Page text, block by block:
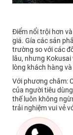
Điểm nổi trội hơn
giá. Gía các sản
trường so với các
lâu, nhưng
lòng khách hàng
Với phương châm:
của người tiêu
thế luôn không
trải nghiệm vui vẻ